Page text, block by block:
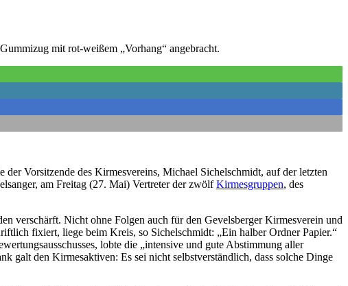
mit rot-weißem „Vorhang“ angebracht.
Vorsitzende des Kirmesvereins, Michael Sichelschmidt, auf der letzten
am Freitag (27. Mai) Vertreter der zwölfKirmesgruppen, des
verschärft. Nicht ohne Folgen auch für den Gevelsberger Kirmesverein und
fixiert, liege beim Kreis, so Sichelschmidt: „Ein halber Ordner Papier.“
lobte die „intensive und gute Abstimmung aller
galt den Kirmesaktiven: Es sei nicht selbstverständlich, dass solche Dinge